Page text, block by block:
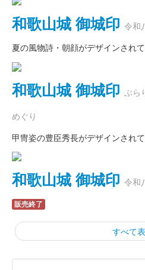
和歌山城 御城印 令和
夏の風物詩・朝顔がデザインされて
和歌山城 御城印 ぶら
めぐり
甲冑姿の豊臣秀長がデザインされて
和歌山城 御城印 令和
販売終了
すべて